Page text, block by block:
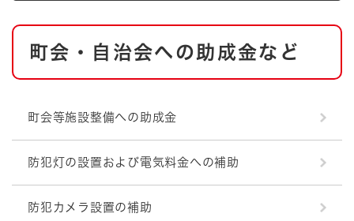
本
町会・自治会への助成金など
町会等施設整備への助成金
防犯灯の設置および電気料金への補助
防犯カメラ設置の補助